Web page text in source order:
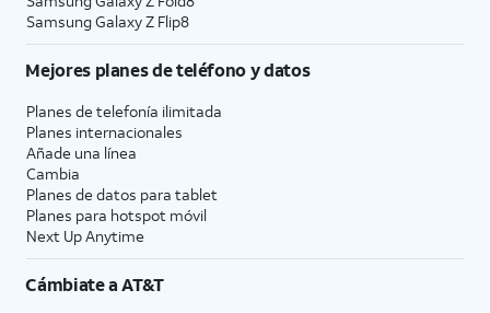
Samsung Galaxy Z Flip8
Mejores planes de teléfono y datos
Planes de telefonía ilimitada
Planes internacionales
Añade una línea
Cambia
Planes de datos para tablet
Planes para hotspot móvil
Next Up Anytime
Cámbiate aAT&T